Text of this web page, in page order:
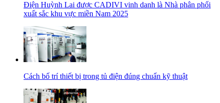
Điện Huỳnh Lai được CADIVI vinh danh là Nhà phân phối
xuất sắc khu vực miền Nam 2025
Cách bố trí thiết bị trong tủ điện đúng chuẩn kỹ thuật